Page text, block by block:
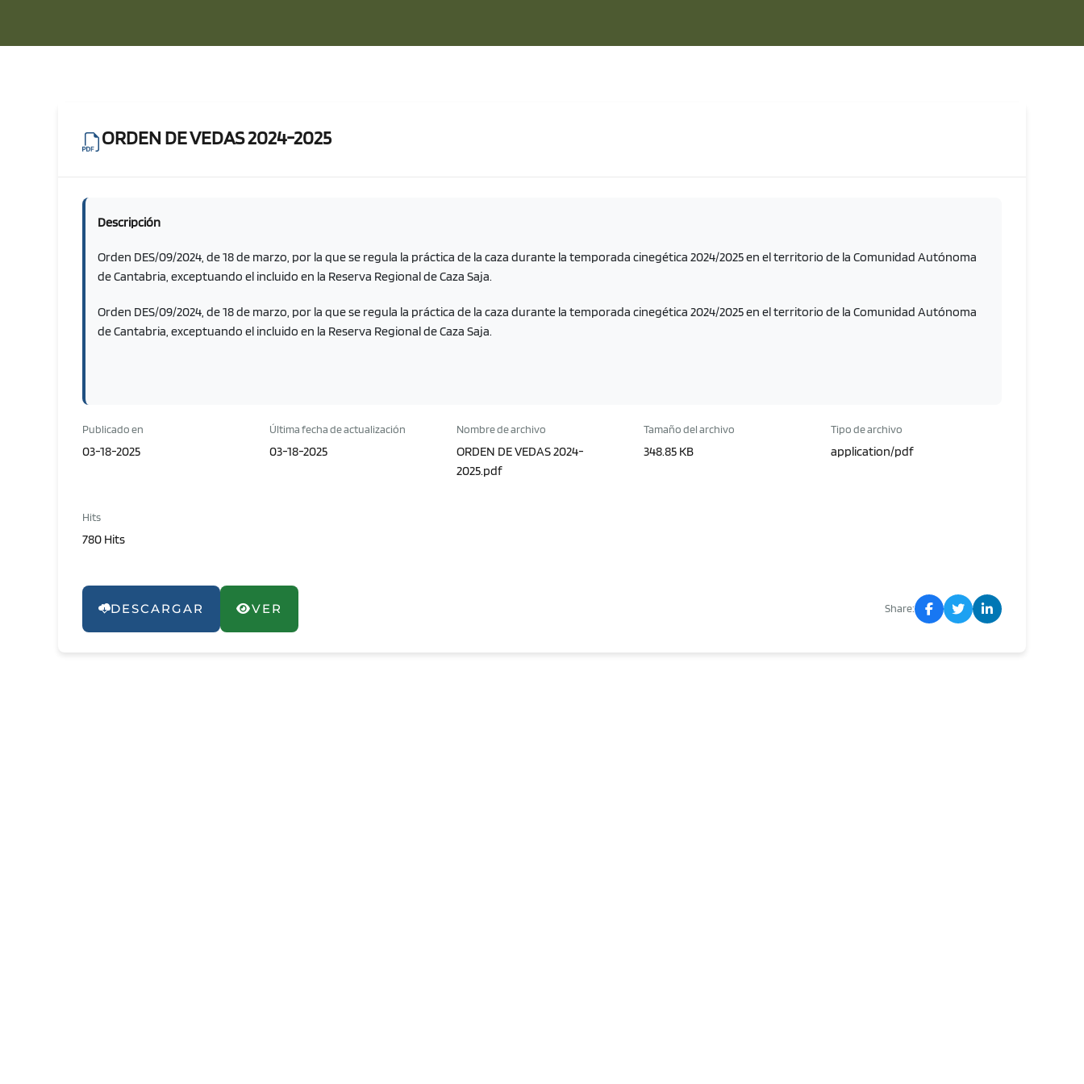
ORDEN DE VEDAS 2024-2025
Descripción
Orden DES/09/2024, de 18 de marzo, por la que se regula la práctica de la caza durante la temporada cinegética 2024/2025 en el territorio de la Comunidad Autónoma
de Cantabria, exceptuando el incluido en la Reserva Regional de Caza Saja.
Orden DES/09/2024, de 18 de marzo, por la que se regula la práctica de la caza durante la temporada cinegética 2024/2025 en el territorio de la Comunidad Autónoma
de Cantabria, exceptuando el incluido en la Reserva Regional de Caza Saja.
Publicado en
03-18-2025
Última fecha de actualización
03-18-2025
Nombre de archivo
ORDEN DE VEDAS 2024-
2025.pdf
Tamaño del archivo
348.85 KB
Tipo de archivo
application/pdf
Hits
780 Hits
DESCARGAR VER Share: